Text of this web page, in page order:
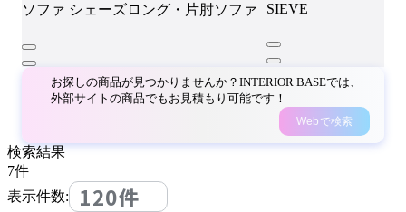
ソファ シェーズロング・片肘ソファ SIEVE
お探しの商品が見つかりませんか？INTERIOR BASEでは、
外部サイトの商品でもお見積もり可能です！
Webで検索
検索結果
7件
表示件数:
120件